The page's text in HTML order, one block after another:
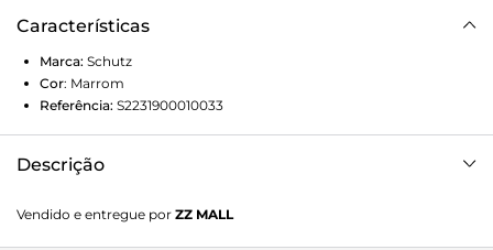
Características
Marca: Schutz
Cor: Marrom
Referência: S2231900010033
Descrição
cabedal de costura aparente e detalhe de tira horizontal.
Vendido e entregue por ZZ MALL